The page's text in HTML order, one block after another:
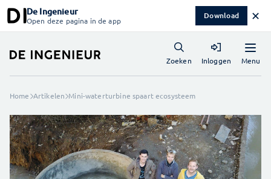
De Ingenieur
Open deze pagina in de app Download ✕
Menu
Zoeken Inloggen
Home Artikelen Mini-waterturbine spaart ecosysteem